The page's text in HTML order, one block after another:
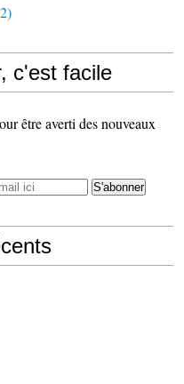
c'est facile
être averti des nouveaux